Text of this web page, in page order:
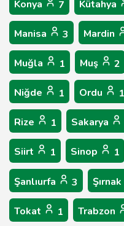
Konya 7 Kütahya
Manisa 3 Mardin
Muğla 1 Muş 2
Niğde 1 Ordu 1
Rize 1 Sakarya
Siirt 1 Sinop 1
Şanlıurfa 3 Şırnak
Tokat 1 Trabzon